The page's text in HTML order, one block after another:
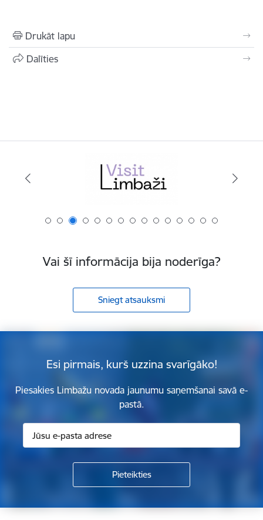
Drukāt lapu
Dalīties
Vai šī informācija bija noderīga?
Sniegt atsauksmi
Esi pirmais, kurš uzzina svarīgāko!
Piesakies Limbažu novada jaunumu saņemšanai savā e-
pastā.
Kājene